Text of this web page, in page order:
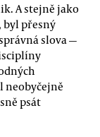
A stejně jako
přesný
slova —
neobyčejně
psát